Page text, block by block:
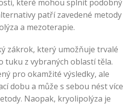
které mohou splnit podobný
patří zavedené metody
a mezoterapie.
zákrok, který umožňuje trvalé
tuku z vybraných oblastí těla.
pro okamžité výsledky, ale
dobu a může s sebou nést více
Naopak, kryolipolýza je